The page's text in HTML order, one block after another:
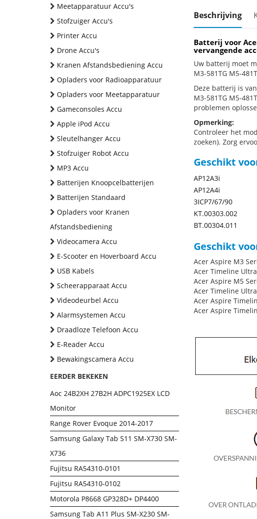
Meetapparatuur Accu's
Stofzuiger Accu's
Printer Accu
Drone Accu's
Kranen Afstandsbediening Accu
Opladers voor Radioapparatuur
Opladers voor Meetapparatuur
Gameconsoles Accu
Apple iPod Accu
Sleutelhanger Accu
Stofzuiger Robot Accu
MP3 Accu
Batterijen Knoopcelbatterijen
Batterijen Standaard
Opladers voor Kranen
Afstandsbediening
Videocamera Accu
E-Scooter en Hoverboard Accu
USB Kabels
Scheerapparaat Accu
Videodeurbel Accu
Alarmsystemen Accu
Draadloze Telefoon Accu
E-Reader Accu
Bewakingscamera Accu
EERDER BEKEKEN
Aoc 24B2XH 27B2H ADPC1925EX LCD
Monitor
Range Rover Evoque 2014-2017
Samsung Galaxy Tab S11 SM-X730 SM-
X736
Fujitsu RA54310-0101
Fujitsu RA54310-0102
Motorola P8668 GP328D+ DP4400
Samsung Tab A11 Plus SM-X230 SM-
Beschrijving
Batterij voor
vervangende
Uw batterij moet
M3-581TG M5-
Deze batterij is
M3-581TG M5-
problemen
Opmerking:
Controleer het
zoeken). Zorg
Geschikt
AP12A3i
AP12A4i
3ICP7/67/90
KT.00303.002
BT.00304.011
Geschikt
Acer Aspire M3
Acer Timeline
Acer Aspire M5
Acer Timeline
Acer Aspire
Acer Aspire